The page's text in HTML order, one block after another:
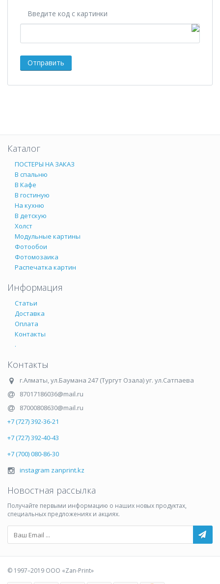
Введите код с картинки
Каталог
ПОСТЕРЫ НА ЗАКАЗ
В спальню
В Кафе
В гостиную
На кухню
В детскую
Холст
Модульные картины
Фотообои
Фотомозаика
Распечатка картин
Информация
Статьи
Доставка
Оплата
Контакты
.
Контакты
г.Алматы,ул.Баумана 247 (Тургут Озала) уг. ул.Сатпаева
87017186036@mail.ru
87000808630@mail.ru
+7 (727) 392-36-21
+7 (727) 392-40-43
+7 (700) 080-86-30
instagram zanprint.kz
Новостная рассылка
Получайте первыми информацию о наших новых продуктах,
специальных предложениях и акциях.
© 1997–2019 ООО «Zan-Print»